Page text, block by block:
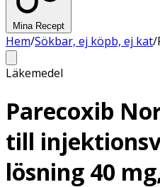
Mina Recept
Hem/Sökbar, ej köpb, ej kat/
Läkemedel
Parecoxib
till
lösning 40